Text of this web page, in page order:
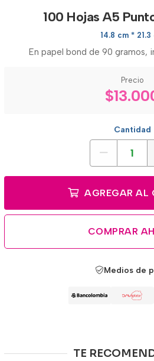
100 Hojas A5
14.8 cm * 21.3
En papel bond de 90 gramos,
Precio
Cantidad
AGREGAR AL
COMPRAR
Medios de
TE